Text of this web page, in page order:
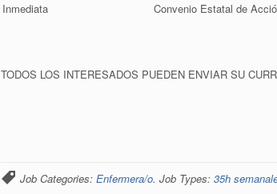
Inmediata Convenio Estatal de
TODOS LOS INTERESADOS PUEDEN ENVIAR SU
Job Categories: Enfermera/o. Job Types: 35h